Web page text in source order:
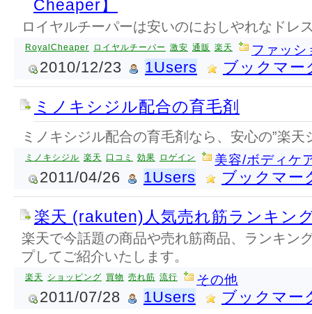
Cheaper】
ロイヤルチーパーは安いのにおしやれなドレ
RoyalCheaper ロイヤルチーパー 激安 通販 楽天 ファッシ
2010/12/23 1Users ブックマー
ミノキシジル配合の育毛剤
ミノキシジル配合の育毛剤なら、安心の”楽天
ミノキシジル 楽天 口コミ 効果 ロゲイン 美容/ボディケ
2011/04/26 1Users ブックマー
楽天 (rakuten)人気売れ筋ランキン
楽天で今話題の商品や売れ筋商品、ランキン
プしてご紹介いたします。
楽天 ショッピング 買物 売れ筋 流行 その他
2011/07/28 1Users ブックマー